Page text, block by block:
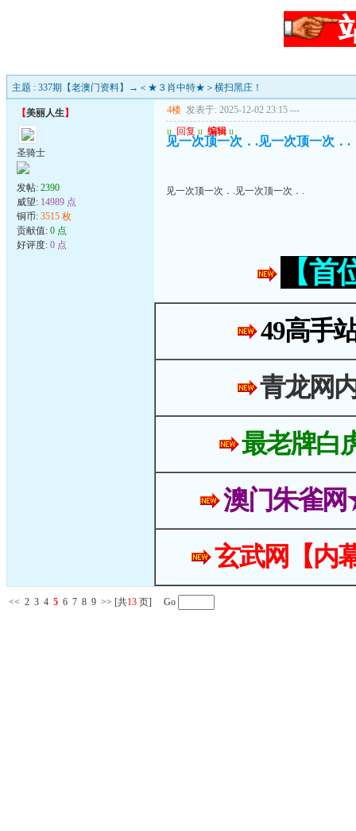
主题 : 337期【老澳门资料】→＜★３肖中特★＞横扫黑庄！
【美丽人生】
圣骑士
发帖: 2390
威望: 14989 点
铜币: 3515 枚
贡献值: 0 点
好评度: 0 点
4楼 发表于: 2025-12-02 23:15 ---
u 回复 u 编辑 u
见一次顶一次．.见一次顶一次．.
见一次顶一次．.见一次顶一次．.
【
49高手
青龙网
最老牌白
澳门朱雀
玄武网【内
<< 2 3 4 5 6 7 8 9 >> [共13 页] Go